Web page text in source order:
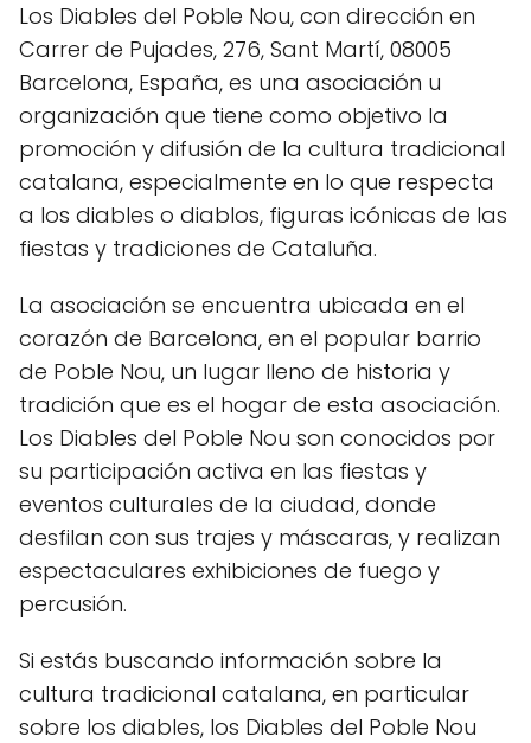
Los Diables del Poble Nou, con dirección en
Carrer de Pujades, 276, Sant Martí, 08005
Barcelona, España, es una asociación u
organización que tiene como objetivo la
promoción y difusión de la cultura tradicional
catalana, especialmente en lo que respecta
a los diables o diablos, figuras icónicas de las
fiestas y tradiciones de Cataluña.
La asociación se encuentra ubicada en el
corazón de Barcelona, en el popular barrio
de Poble Nou, un lugar lleno de historia y
tradición que es el hogar de esta asociación.
Los Diables del Poble Nou son conocidos por
su participación activa en las fiestas y
eventos culturales de la ciudad, donde
desfilan con sus trajes y máscaras, y realizan
espectaculares exhibiciones de fuego y
percusión.
Si estás buscando información sobre la
cultura tradicional catalana, en particular
sobre los diables, los Diables del Poble Nou